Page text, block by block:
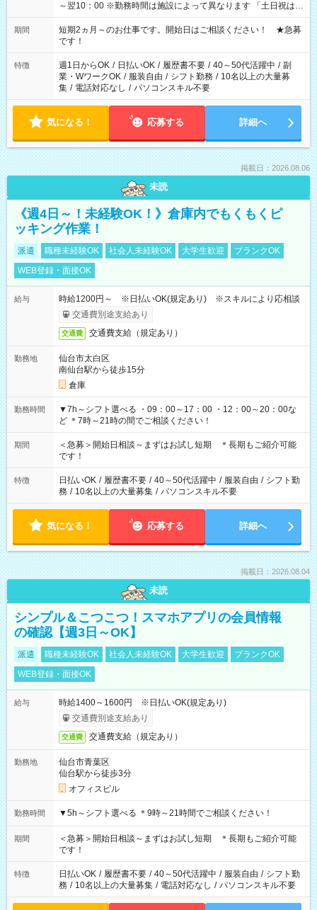
～翌10：00 ※勤務時間は施設によって異なります 「土日祝は休
みたい」 「しっかり稼ぎたい」 「もう少し遅い時間から始めた
い」など ご希望にあったお仕事をご案内いたします。 ※未経験
の方の場合は1～2ヶ月間は日中での仕事を経験いただき、 お
仕事に慣れてからの夜勤になります。 ★家庭の都合でお休みが
必要な場合も遠慮なくご相談ください。
期間
短期2ヵ月～のお仕事です。開始日はご相談ください！ ★急募
です！
特徴 週1日からOK / 日払いOK / 履歴書不要 / 40～50代活躍中 / 副
業・WワークOK / 服装自由 / シフト勤務 / 10名以上の大量募
集 / 電話対応なし / パソコンスキル不要
気になる！ 応募する 詳細へ
掲載日：2026.08.06
未読
《週4日～！未経験OK！》倉庫内でもくもくピ
ッキング作業！
派遣 職種未経験OK 社会人未経験OK 大学生歓迎
ブランクOK
WEB登録・面接OK
給与
時給1200円～ ※日払いOK(規定あり) ※スキルにより応相談
交通費別途支給あり
交通費 交通費支給（規定あり）
勤務地
仙台市太白区
南仙台駅から徒歩15分
倉庫
勤務時間
▼7h～シフト選べる ・09：00～17：00 ・12：00～20：00な
ど ＊7時～21時の間でご相談ください！
期間
＜急募＞開始日相談～まずはお試し短期 ＊長期もご紹介可能
です！
特徴 日払いOK / 履歴書不要 / 40～50代活躍中 / 服装自由 / シフト勤
務 / 10名以上の大量募集 / パソコンスキル不要
気になる！ 応募する 詳細へ
掲載日：2026.08.04
未読
シンプル＆こつこつ！スマホアプリの会員情報
の確認【週3日～OK】
派遣 職種未経験OK 社会人未経験OK 大学生歓迎
ブランクOK
WEB登録・面接OK
給与
時給1400～1600円 ※日払いOK(規定あり)
交通費別途支給あり
交通費 交通費支給（規定あり）
勤務地
仙台市青葉区
仙台駅から徒歩3分
オフィスビル
勤務時間 ▼5h～シフト選べる ＊9時～21時間でご相談ください！
期間
＜急募＞開始日相談～まずはお試し短期 ＊長期もご紹介可能
です！
特徴 日払いOK / 履歴書不要 / 40～50代活躍中 / 服装自由 / シフト勤
務 / 10名以上の大量募集 / 電話対応なし / パソコンスキル不要